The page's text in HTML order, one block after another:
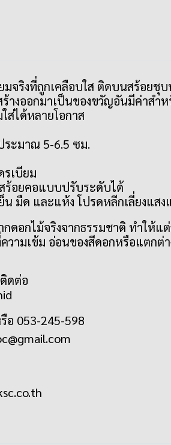
มจริงที่ถูกเคลือบใส ติดบนสร้อย
างออกมาเป็นของขวัญอันมีค่าสำ
ส่ได้หลายโอกาส
ระมาณ 5-6.5 ซม.
รเบียม
ร้อยคอแบบปรับระดับได้
น มืด และแห้ง โปรดหลีกเลี่ยงแส
กดอกไม้จริงจากธรรมชาติ ทำใ
วามเข้ม อ่อนของสีดอกหรือแตกต่
ดต่อ
อ 053-245-598